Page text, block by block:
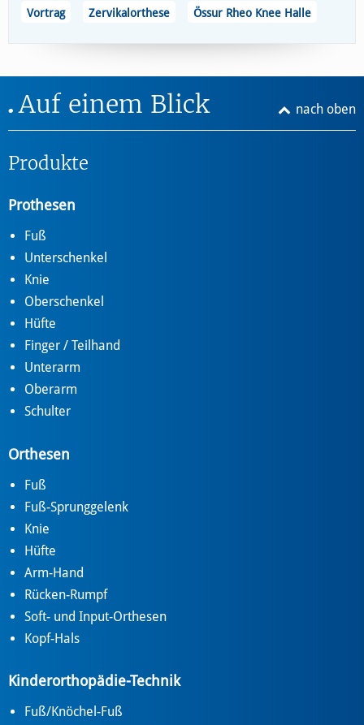
Vortrag Zervikalorthese Össur Rheo Knee Halle
nach oben
Auf einem Blick
Produkte
Prothesen
Fuß
Unterschenkel
Knie
Oberschenkel
Hüfte
Finger / Teilhand
Unterarm
Oberarm
Schulter
Orthesen
Fuß
Fuß-Sprunggelenk
Knie
Hüfte
Arm-Hand
Rücken-Rumpf
Soft- und Input-Orthesen
Kopf-Hals
Kinderorthopädie-Technik
Fuß/Knöchel-Fuß